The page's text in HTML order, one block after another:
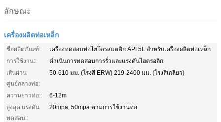
ลักษณะ
เครื่องผลิตท่อเหล็ก
ชื่อผลิตภัณฑ์:
เครื่องทดสอบท่อไฮโดรสแตติก API 5L สำหรับเครื่องผลิตท่อเหล็ก
การใช้งาน::
ดำเนินการทดสอบการรั่วและแรงดันไฮดรอลิก
เส้นผ่าน
ศูนย์กลางท่อ:
50-610 มม. (โรงสี ERW) 219-2400 มม. (โรงสีเกลียว)
ความยาวท่อ::
6-12m
สูงสุด แรงดัน
ทดสอบ::
20mpa, 50mpa ตามการใช้งานท่อ